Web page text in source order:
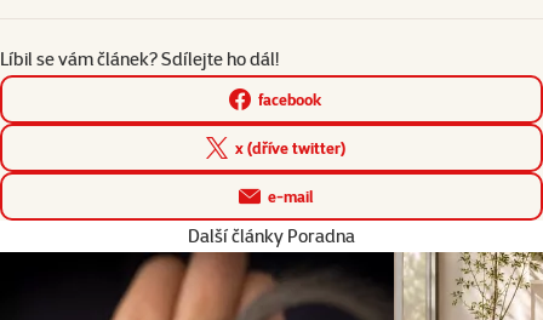
Líbil se vám článek? Sdílejte ho dál!
facebook
x (dříve twitter)
e-mail
Další články Poradna